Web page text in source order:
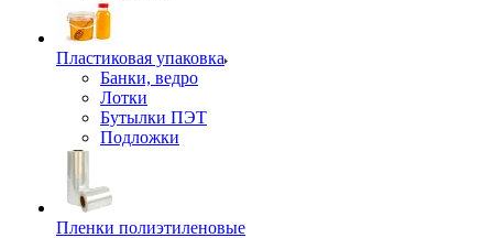
Пластиковая упаковка
Банки, ведро
Лотки
Бутылки ПЭТ
Подложки
Пленки полиэтиленовые